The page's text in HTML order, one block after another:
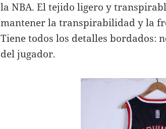
la NBA. El tejido ligero y
mantener la transpirabilidad y la
Tiene todos los detalles bordados:
del jugador.